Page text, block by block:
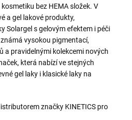
bez HEMA složek. V
a gel lakové produkty,
Solargel s gelovým efektem i péči
vysokou pigmentací,
a pravidelnými kolekcemi nových
která nabízí ve stejných
gel laky i klasické laky na
značky KINETICS pro